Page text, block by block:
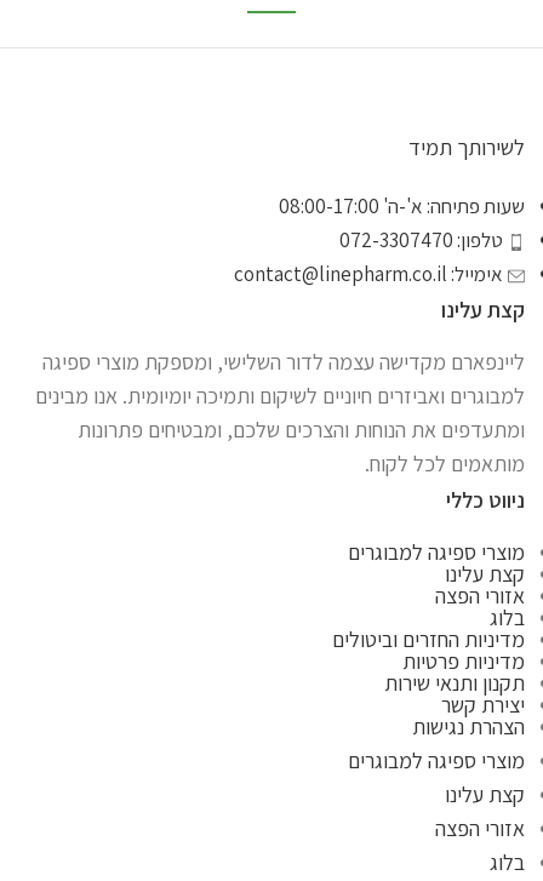
לשירותך תמיד
שעות פתיחה: א'-ה' 08:00-17:00
טלפון: 072-3307470
אימייל:contact@linepharm.co.il
קצת עלינו
ליינפארם מקדישה עצמה לדור השלישי, ומספקת מוצרי ספיגה
למבוגרים ואביזרים חיוניים לשיקום ותמיכה יומיומית. אנו מבינים
ומתעדפים את הנוחות והצרכים שלכם, ומבטיחים פתרונות
מותאמים לכל לקוח.
ניווט כללי
מוצרי ספיגה למבוגרים
קצת עלינו
אזורי הפצה
בלוג
מדיניות החזרים וביטולים
מדיניות פרטיות
תקנון ותנאי שירות
יצירת קשר
הצהרת נגישות
מוצרי ספיגה למבוגרים
קצת עלינו
אזורי הפצה
בלוג